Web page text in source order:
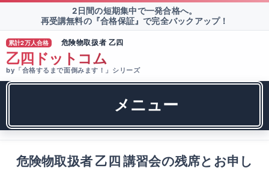
2日間の短期集中で一発合格へ。
再受講無料の『合格保証』で完全バックアップ！
累計2万人合格 危険物取扱者 乙四
乙四ドットコム
by「合格するまで面倒みます！」シリーズ
メニュー
危険物取扱者 乙四 講習会の残席とお申し